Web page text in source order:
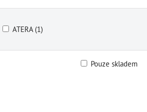
ATERA (1)
Pouze skladem